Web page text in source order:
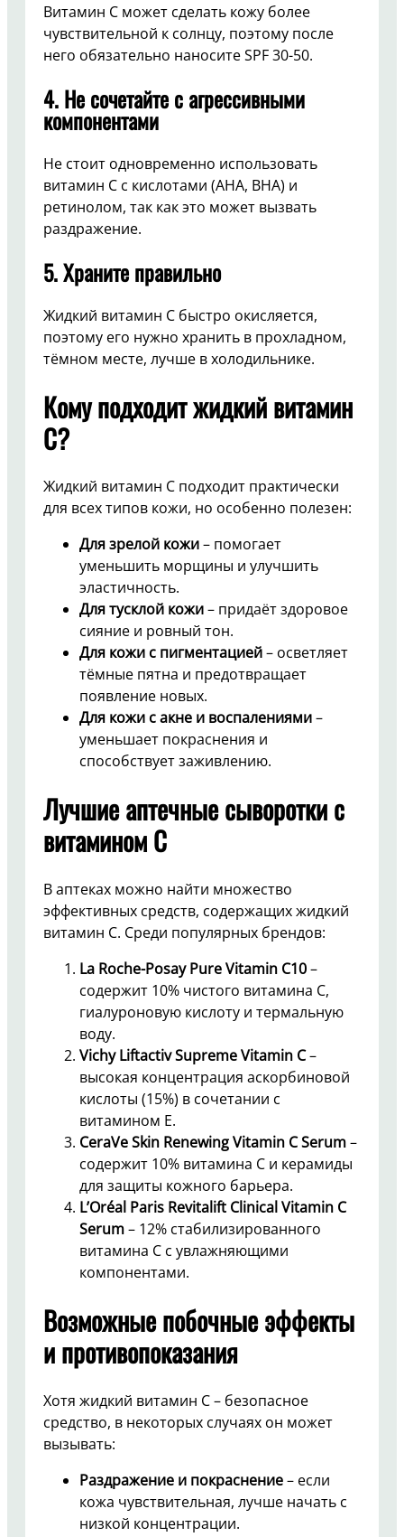
Витамин C может сделать кожу более
чувствительной к солнцу, поэтому после
него обязательно наносите SPF 30-50.
4.Не сочетайте с агрессивными
компонентами
Не стоит одновременно использовать
витамин C с кислотами (AHA, BHA) и
ретинолом, так как это может вызвать
раздражение.
5.Храните правильно
Жидкий витамин C быстро окисляется,
поэтому его нужно хранить в прохладном,
тёмном месте, лучше в холодильнике.
Кому подходит жидкий витамин
C?
Жидкий витамин C подходит практически
для всех типов кожи, но особенно полезен:
Для зрелой кожи– помогает
уменьшить морщины и улучшить
эластичность.
Для тусклой кожи– придаёт здоровое
сияние и ровный тон.
Для кожи с пигментацией– осветляет
тёмные пятна и предотвращает
появление новых.
Для кожи с акне и воспалениями–
уменьшает покраснения и
способствует заживлению.
Лучшие аптечные сыворотки с
витамином C
В аптеках можно найти множество
эффективных средств, содержащих жидкий
витамин C. Среди популярных брендов:
La Roche-Posay Pure Vitamin C10–
содержит 10% чистого витамина C,
гиалуроновую кислоту и термальную
воду.
Vichy Liftactiv Supreme Vitamin C–
высокая концентрация аскорбиновой
кислоты (15%) в сочетании с
витамином E.
CeraVe Skin Renewing Vitamin C Serum–
содержит 10% витамина C и керамиды
для защиты кожного барьера.
L’Oréal Paris Revitalift Clinical Vitamin C
Serum– 12% стабилизированного
витамина C с увлажняющими
компонентами.
Возможные побочные эффекты
и противопоказания
Хотя жидкий витамин C – безопасное
средство, в некоторых случаях он может
вызывать:
Раздражение и покраснение– если
кожа чувствительная, лучше начать с
низкой концентрации.